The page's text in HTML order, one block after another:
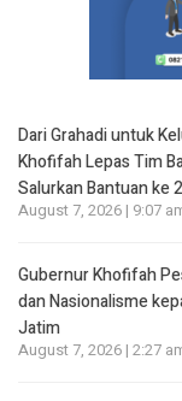
Dari Grahadi untuk
Khofifah Lepas Tim
Salurkan Bantuan ke
August 7, 2026 | 9:07
Gubernur Khofifah
dan Nasionalisme
Jatim
August 7, 2026 | 2:27